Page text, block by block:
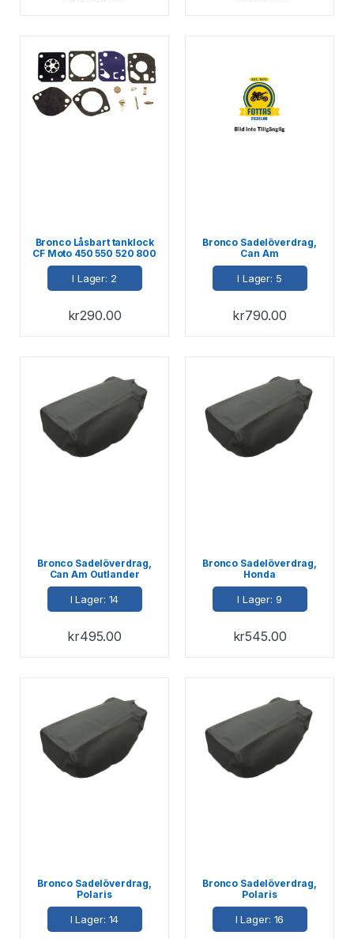
Bronco Låsbart tanklock
CF Moto 450 550 520 800
850 1000
I Lager: 2
kr290.00
Bronco Sadelöverdrag,
Can Am
I Lager: 5
kr790.00
Bronco Sadelöverdrag,
Can Am Outlander
I Lager: 14
kr495.00
Bronco Sadelöverdrag,
Honda
I Lager: 9
kr545.00
Bronco Sadelöverdrag,
Polaris
I Lager: 14
Bronco Sadelöverdrag,
Polaris
I Lager: 16